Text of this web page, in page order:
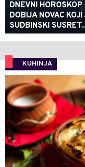
DNEVNI
DOBIJA NOVAC
SUDBINSKI
KUHINJA